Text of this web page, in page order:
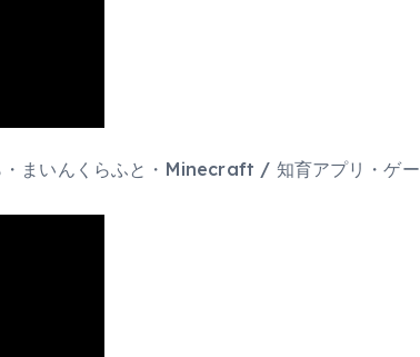
・まいんくらふと・Minecraft / 知育アプリ・ゲー